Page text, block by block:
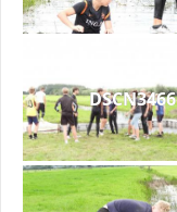
DSCN3466